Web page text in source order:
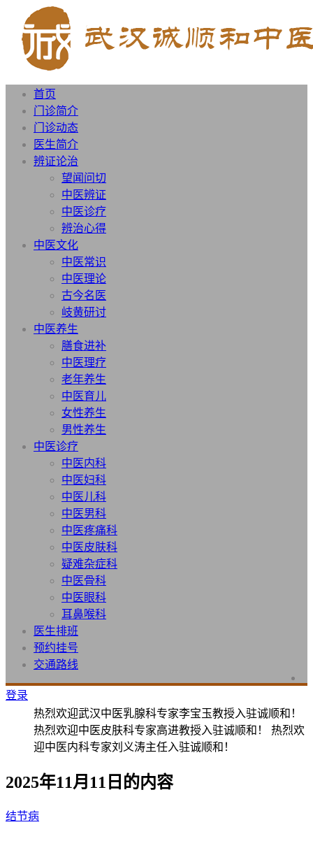
首页
门诊简介
门诊动态
医生简介
辨证论治
望闻问切
中医辨证
中医诊疗
辨治心得
中医文化
中医常识
中医理论
古今名医
岐黄研讨
中医养生
膳食进补
中医理疗
老年养生
中医育儿
女性养生
男性养生
中医诊疗
中医内科
中医妇科
中医儿科
中医男科
中医疼痛科
中医皮肤科
疑难杂症科
中医骨科
中医眼科
耳鼻喉科
医生排班
预约挂号
交通路线
登录
热烈欢迎武汉中医乳腺科专家李宝玉教授入驻诚顺和！
热烈欢迎中医皮肤科专家高进教授入驻诚顺和！ 热烈欢
迎中医内科专家刘义涛主任入驻诚顺和！
2025年11月11日的内容
结节病